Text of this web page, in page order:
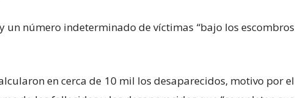
un número indeterminado de víctimas “bajo los escombros
en cerca de 10 mil los desaparecidos, motivo por el